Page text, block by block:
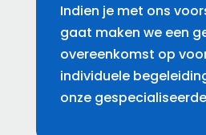
Indien je met ons
gaat maken we een
overeenkomst op
individuele
onze